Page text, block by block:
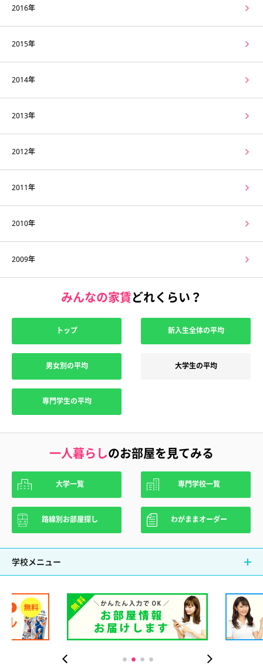
2016年
2015年
2014年
2013年
2012年
2011年
2010年
2009年
みんなの家賃どれくらい？
トップ 新入生全体の平均
男女別の平均 大学生の平均
専門学生の平均
一人暮らしのお部屋を見てみる
大学一覧 専門学校一覧
路線別お部屋探し わがままオーダー
学校メニュー